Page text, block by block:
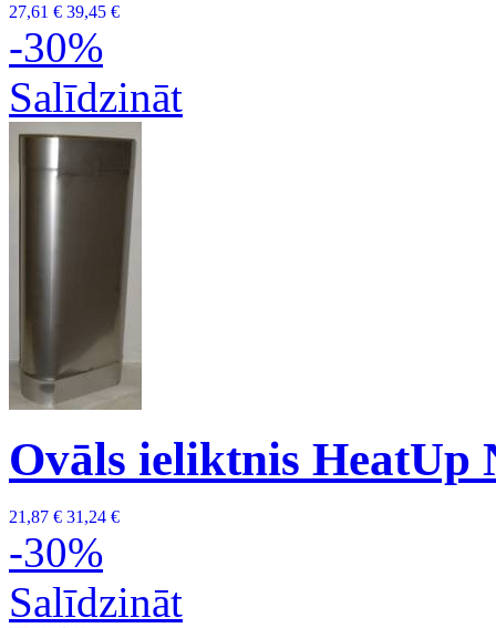
27,61 € 39,45 €
-30%
Salīdzināt
Ovāls ieliktnis HeatUp
21,87 € 31,24 €
-30%
Salīdzināt